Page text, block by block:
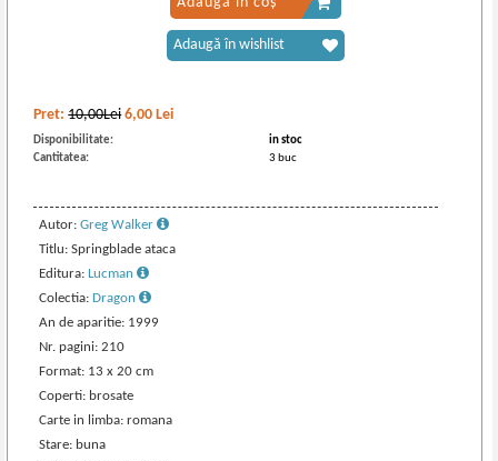
Pret:10,00Lei 6,00 Lei
Disponibilitate:
in stoc
Cantitatea:
3 buc
Autor:Greg Walker
Titlu: Springblade ataca
Editura:Lucman
Colectia:Dragon
An de aparitie: 1999
Nr. pagini: 210
Format: 13 x 20 cm
Coperti: brosate
Carte in limba: romana
Stare: buna
Adaugă în wishlist